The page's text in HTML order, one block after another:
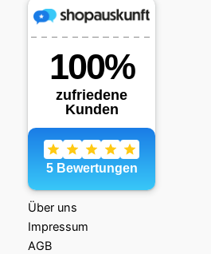
b
o
o
k
d
o
n
Über uns
Impressum
AGB